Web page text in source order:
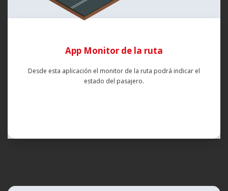
App Monitor de la ruta
Desde esta aplicación el monitor de la ruta podrá indicar el
estado del pasajero.